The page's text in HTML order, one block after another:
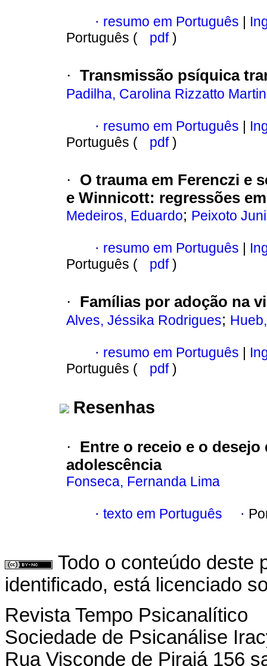
· resumo em Português
Português (
pdf)
· Transmissão psíquica
Padilha, Carolina Rizzatto
· resumo em Português
Português (
pdf)
·
O trauma em Ferenczi e
e Winnicott: regressões
Medeiros, Eduardo; Peixoto
· resumo em Português
Português (
pdf)
· Famílias por adoção na
Alves, Jéssika Rodrigues;
· resumo em Português
Português (
pdf)
Resenhas
·
Entre o receio e o desejo
adolescência
Fonseca, Fernanda Lima
· texto em Português ·
Todo o conteúdo deste
identificado, está licenciado
Revista Tempo Psicanalítico
Sociedade de Psicanálise
Rua Visconde de Pirajá 156